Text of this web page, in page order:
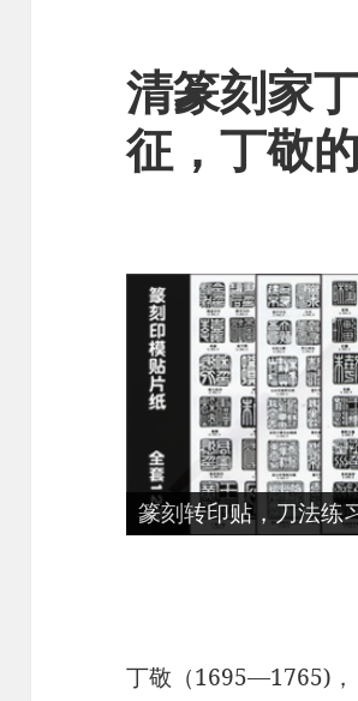
清篆刻家
征，丁敬
篆刻转印贴，刀法练
丁敬（1695—1765)，